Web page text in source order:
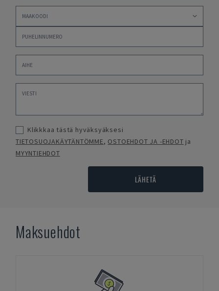
Klikkkaa tästä hyväksyäksesi
TIETOSUOJAKÄYTÄNTÖMME, OSTOEHDOT JA -EHDOT ja
MYYNTIEHDOT
LÄHETÄ
Maksuehdot